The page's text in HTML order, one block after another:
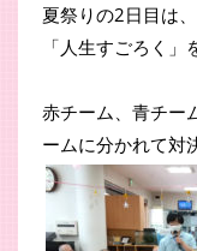
夏祭りの2日目は
「人生すごろく」
赤チーム、青チー
ームに分かれて対